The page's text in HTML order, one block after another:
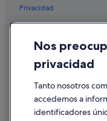
Privacidad
Condiciones de uso
Información legal/contacto
Pautas sobre el
Ayuda
Nos
privacidad
Tanto nosotros
accedemos a
identificadores